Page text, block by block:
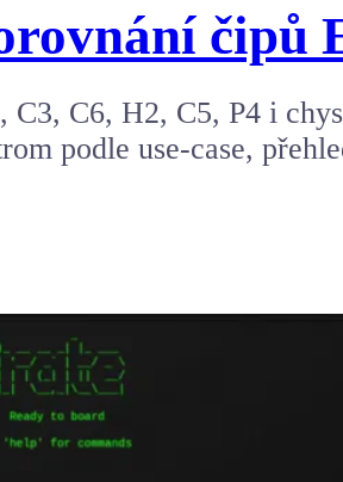
čipů
C3, C6, H2, C5, P4 i
podle use-case,